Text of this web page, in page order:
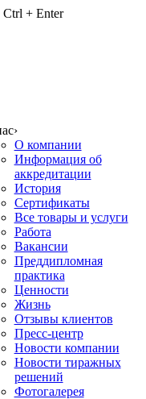
+ Enter
›
О компании
Информация об
аккредитации
История
Сертификаты
Все товары и услуги
Работа
Вакансии
Преддипломная
практика
Ценности
Жизнь
Отзывы клиентов
Пресс-центр
Новости компании
Новости тиражных
решений
Фотогалерея